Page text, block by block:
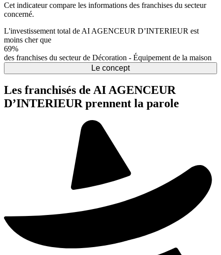
Cet indicateur compare les informations des franchises du secteur
concerné.
L'investissement total de AI AGENCEUR D’INTERIEUR est
moins cher que
69%
des franchises du secteur de Décoration - Équipement de la maison
Le concept
Les franchisés de AI AGENCEUR
D’INTERIEUR prennent la parole